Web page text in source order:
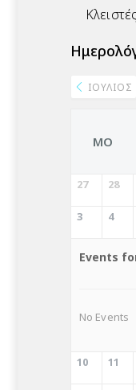
ΙΟΎΛΙΟΣ
MO
27 28
3 4
Events
No Events
10 11